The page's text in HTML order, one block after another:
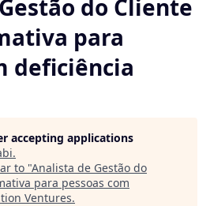
do Cliente
para
deficiência
accepting applications
.
to "Analista de Gestão do
para pessoas com
Ventures.